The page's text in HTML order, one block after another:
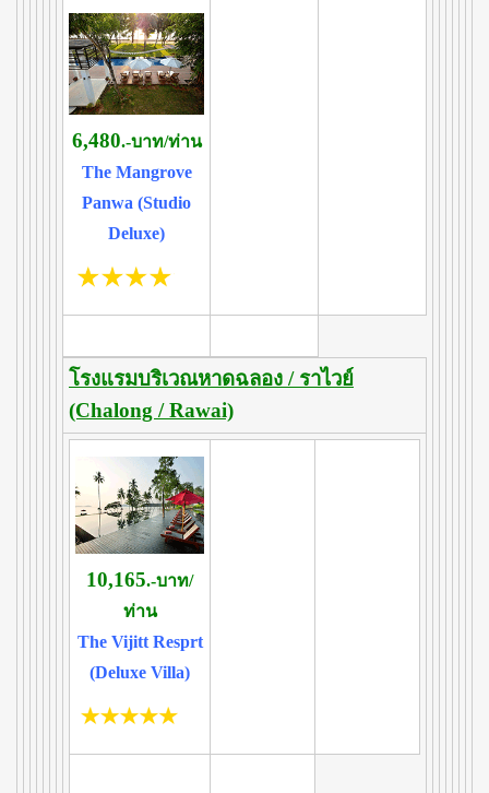
6,480.-บาท/ท่าน
The Mangrove
Panwa (Studio
Deluxe)
โรงแรมบริเวณหาดฉลอง / ราไวย์
(Chalong / Rawai)
10,165.-บาท/
ท่าน
The Vijitt Resprt
(Deluxe Villa)